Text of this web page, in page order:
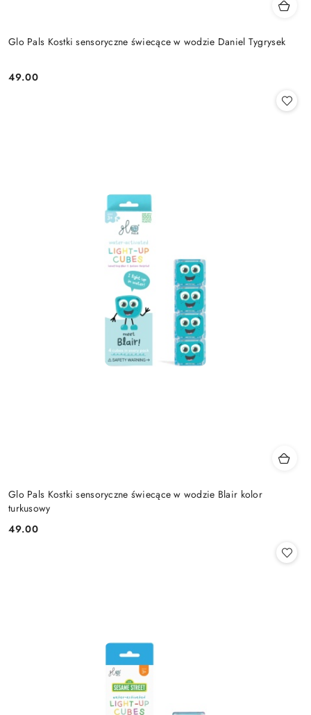
Glo Pals Kostki sensoryczne świecące w wodzie Daniel Tygrysek
Cena:
49.00
Glo Pals Kostki sensoryczne świecące w wodzie Blair kolor
turkusowy
Cena:
49.00